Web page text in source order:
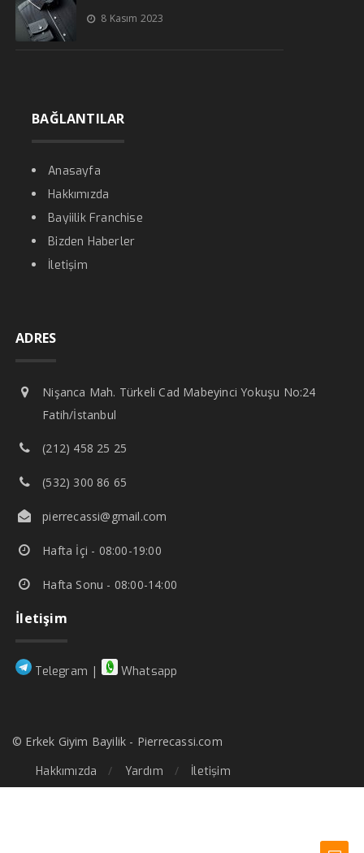
8 Kasım 2023
BAĞLANTILAR
Anasayfa
Hakkımızda
Bayiilik Franchise
Bizden Haberler
İletişim
ADRES
Nişanca Mah. Türkeli Cad Mabeyinci Yokuşu No:24
Fatih/İstanbul
(212) 458 25 25
(532) 300 86 65
pierrecassi@gmail.com
Hafta İçi - 08:00-19:00
Hafta Sonu - 08:00-14:00
İletişim
Telegram | Whatsapp
© Erkek Giyim Bayilik - Pierrecassi.com
Hakkımızda
Yardım İletişim